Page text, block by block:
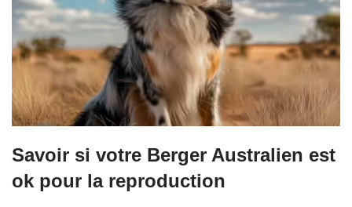
Savoir si votre Berger Australien est
ok pour la reproduction